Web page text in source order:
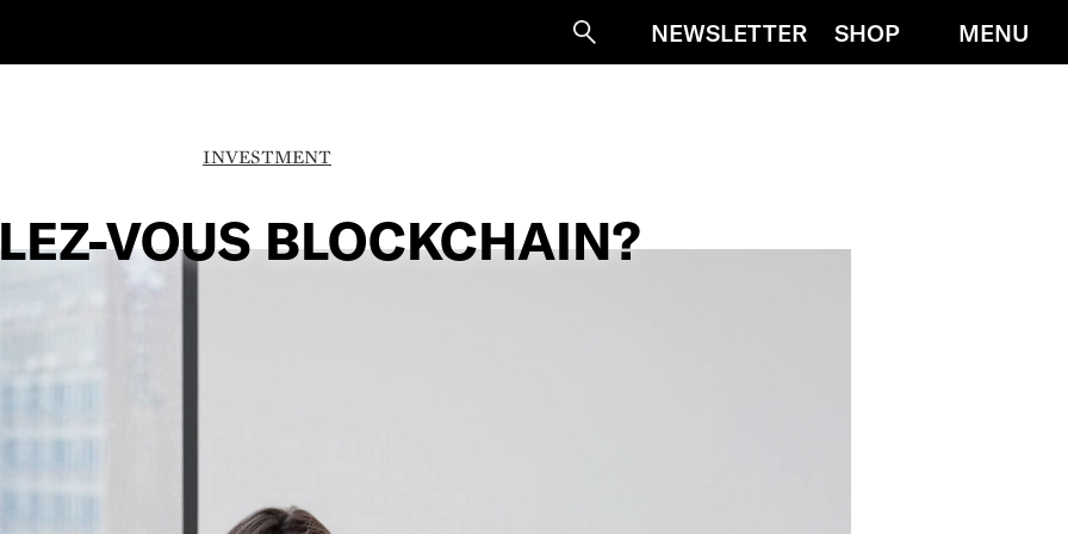
SucheNEWSLETTER SHOP MENU
INVESTMENT
VOUS BLOCKCHAIN?